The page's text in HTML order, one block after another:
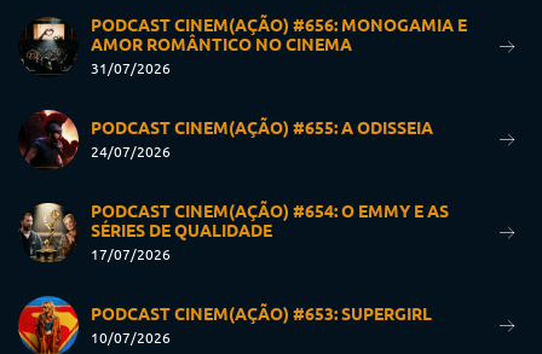
PODCAST CINEM(AÇÃO) #656: MONOGAMIA E
AMOR ROMÂNTICO NO CINEMA
31/07/2026
PODCAST CINEM(AÇÃO) #655: A ODISSEIA
24/07/2026
PODCAST CINEM(AÇÃO) #654: O EMMY E AS
SÉRIES DE QUALIDADE
17/07/2026
PODCAST CINEM(AÇÃO) #653: SUPERGIRL
10/07/2026